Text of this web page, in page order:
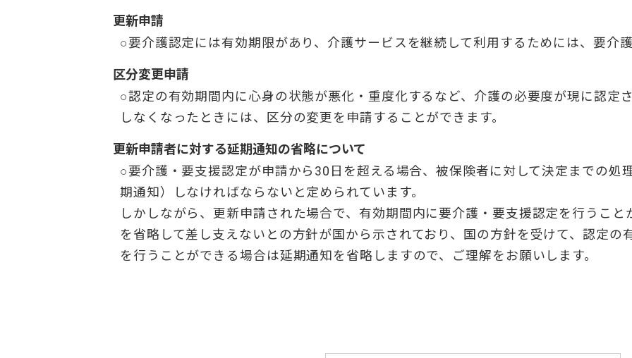
更新申請
○要介護認定には有効期限があり、介護サービスを継続して利用するためには、要介
区分変更申請
○認定の有効期間内に心身の状態が悪化・重度化するなど、介護の必要度が現に認定
しなくなったときには、区分の変更を申請することができます。
更新申請者に対する延期通知の省略について
○要介護・要支援認定が申請から30日を超える場合、被保険者に対して決定までの処
期通知）しなければならないと定められています。
しかしながら、更新申請された場合で、有効期間内に要介護・要支援認定を行うこ
を省略して差し支えないとの方針が国から示されており、国の方針を受けて、認定の
を行うことができる場合は延期通知を省略しますので、ご理解をお願いします。